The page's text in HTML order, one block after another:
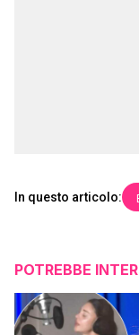
In questo articolo:
POTREBBE